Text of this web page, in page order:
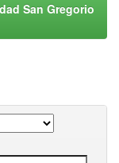
San Gregorio